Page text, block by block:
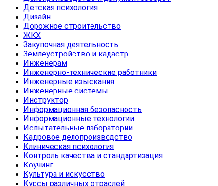
Детская психология
Дизайн
Дорожное строительство
ЖКХ
Закупочная деятельность
Землеустройство и кадастр
Инженерам
Инженерно-технические работники
Инженерные изыскания
Инженерные системы
Инструктор
Информационная безопасность
Информационные технологии
Испытательные лаборатории
Кадровое делопроизводство
Клиническая психология
Контроль качества и стандартизация
Коучинг
Культура и искусство
Курсы различных отраслей